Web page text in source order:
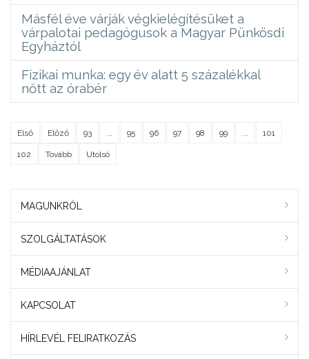
Másfél éve várják végkielégítésüket a
várpalotai pedagógusok a Magyar Pünkösdi
Egyháztól
Fizikai munka: egy év alatt 5 százalékkal
nőtt az órabér
Első Előző 93 95 96 97 98 99 101
102 Tovább Utolsó
MAGUNKRÓL
SZOLGÁLTATÁSOK
MÉDIAAJÁNLAT
KAPCSOLAT
HÍRLEVÉL FELIRATKOZÁS